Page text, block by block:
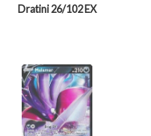
Dratini 26/102 EX